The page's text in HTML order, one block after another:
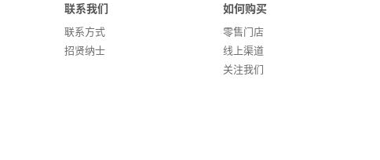
联系我们
联系方式
招贤纳士
如何购买
零售门店
线上渠道
关注我们